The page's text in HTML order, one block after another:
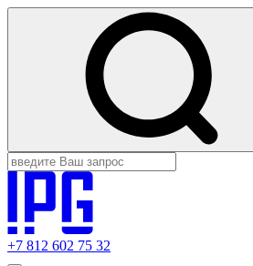
+7 812 602 75 32